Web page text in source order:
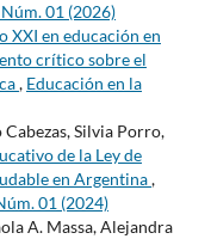
01 (2026)
XXI en educación en
crítico sobre el
, Educación en la
Silvia Porro,
de la Ley de
en Argentina,
01 (2024)
A. Massa, Alejandra